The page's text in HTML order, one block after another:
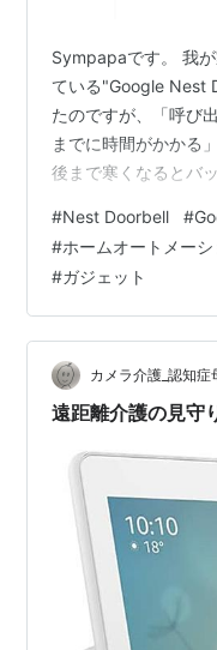
Sympapaです。 我
ている"Google Nest
たのですが、「呼び
までに時間がかかる
後まで寒くなるとバ
引っ越したのをきっ
い"Nest
た。"Nest
ていないので米国
#Nest Doorbell #
#ホームオートメーシ
#ガジェット
カメラ介護_認知
遠距離介護の見守